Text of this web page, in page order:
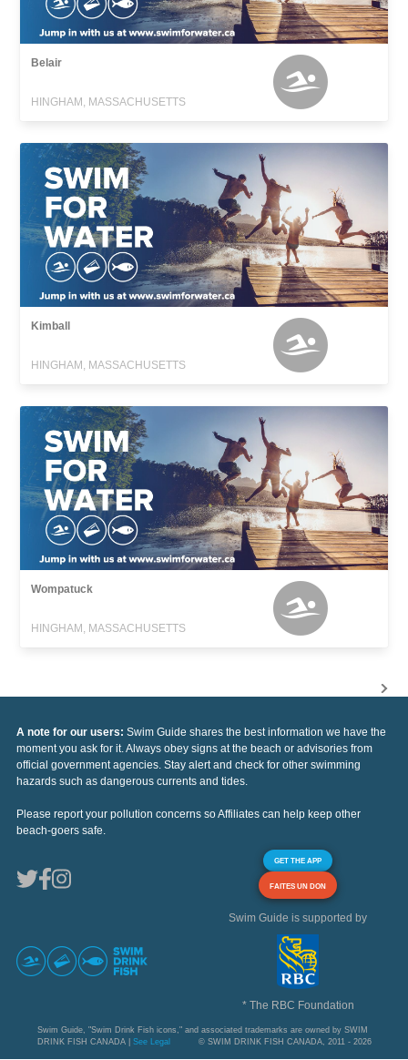
Belair
HINGHAM, MASSACHUSETTS
Kimball
HINGHAM, MASSACHUSETTS
Wompatuck
HINGHAM, MASSACHUSETTS
A note for our users: Swim Guide shares the best information we have the
moment you ask for it. Always obey signs at the beach or advisories from
official government agencies. Stay alert and check for other swimming
hazards such as dangerous currents and tides.
Please report your pollution concerns so Affiliates can help keep other
beach-goers safe.
GET THE APP
FAITES UN DON
Swim Guide is supported by
* The RBC Foundation
Swim Guide, "Swim Drink Fish icons," and associated trademarks are owned by SWIM
DRINK FISH CANADA | See Legal © SWIM DRINK FISH CANADA, 2011 - 2026